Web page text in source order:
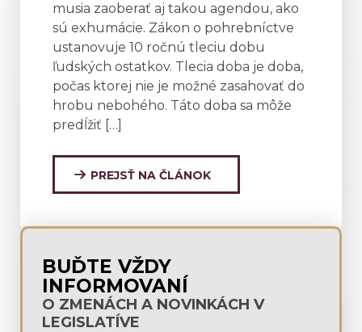
musia zaoberať aj takou agendou, ako
sú exhumácie. Zákon o pohrebníctve
ustanovuje 10 ročnú tleciu dobu
ľudských ostatkov. Tlecia doba je doba,
počas ktorej nie je možné zasahovať do
hrobu nebohého. Táto doba sa môže
predĺžiť […]
PREJSŤ NA ČLÁNOK
BUĎTE VŽDY
INFORMOVANÍ
O ZMENÁCH A NOVINKÁCH V
LEGISLATÍVE